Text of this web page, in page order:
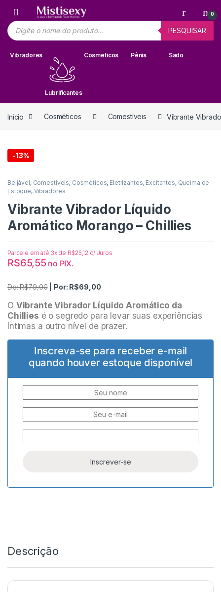
Skip to navigation
Skip to content
0
Pesquisar produtos
PESQUISAR
Vibradores
Lubrificantes
Cosméticos Pênis Sado
Início Cosméticos Comestíveis Vibrante
-13%
Beijável, Comestíveis, Cosméticos, Eletrizantes, Excitantes, Queima de
Estoque, Vibradores
Vibrante Vibrador Líquido
Aromático Morango – Chillies
Parcele em até 3x de R$25,12 c/ Juros
R$65,55 no PIX.
De:R$79,00| Por: R$69,00
O Vibrante Vibrador Líquido Aromático da
Chillies é o segredo para levar suas experiências
íntimas a outro nível de prazer.
Inscreva-se para receber e-mail
quando houver estoque disponível
Descrição